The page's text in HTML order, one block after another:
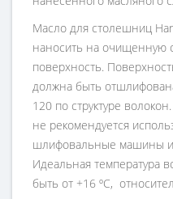
Масло для столешниц
наносить на очищенную
поверхность.
должна быть
120 по структуре
не рекомендуется
шлифовальные машины и
Идеальная температура
быть от +16 ºC,